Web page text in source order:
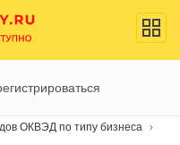
ОКВЭД по типу бизнеса